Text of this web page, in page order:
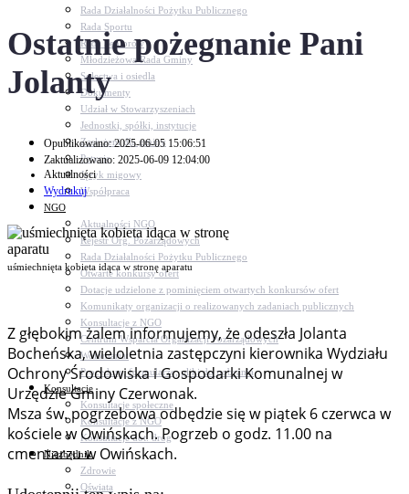
Rada Działalności Pożytku Publicznego
Rada Sportu
Rada Seniorów
Młodzieżowa Rada Gminy
Sołectwa i osiedla
Dokumenty
Udział w Stowarzyszeniach
Jednostki, spółki, instytucje
Zasłużeni dla gminy
Petycje
Język migowy
Współpraca
NGO
Aktualności NGO
Rejestr Org. Pozarządowych
Rada Działalności Pożytku Publicznego
Otwarte konkursy ofert
Dotacje udzielone z pominięciem otwartych konkursów ofert
Komunikaty organizacji o realizowanych zadaniach publicznych
Konsultacje z NGO
Centrum Wsparcia Organizacji Pozarządowych
Wolontariat
Procedury, formularze, pliki do pobrania
Konsultacje
Konsultacje społeczne
Konsultacje z NGO
Konsultacje dot. dróg
Niezbędnik
Zdrowie
Oświata
Ostatnie pożegnanie Pani
Jolanty
Opublikowano: 2025-06-05 15:06:51
Zaktualizowano: 2025-06-09 12:04:00
Aktualności
Wydrukuj
uśmiechnięta kobieta idąca w stronę aparatu
Z głębokim żalem informujemy, że odeszła Jolanta
Bocheńska, wieloletnia zastępczyni kierownika Wydziału
Ochrony Środowiska i Gospodarki Komunalnej w
Urzędzie Gminy Czerwonak.
Msza św. pogrzebowa odbędzie się w piątek 6 czerwca w
kościele w Owińskach. Pogrzeb o godz. 11.00 na
cmentarzu w Owińskach.